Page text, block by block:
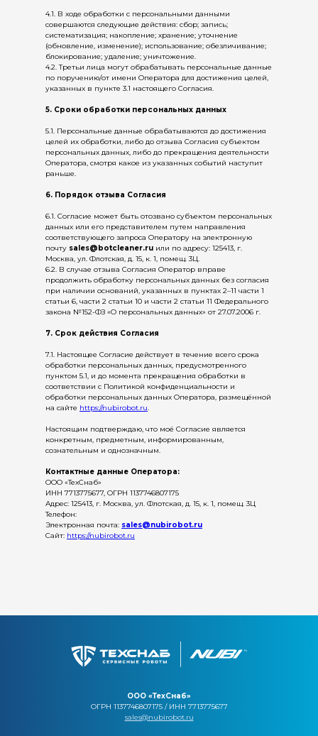
4.1. В ходе обработки с персональными данными
совершаются следующие действия: сбор; запись;
систематизация; накопление; хранение; уточнение
(обновление, изменение); использование; обезличивание;
блокирование; удаление; уничтожение.
4.2. Третьи лица могут обрабатывать персональные данные
по поручению/от имени Оператора для достижения целей,
указанных в пункте 3.1 настоящего Согласия.
5. Сроки обработки персональных данных
5.1. Персональные данные обрабатываются до достижения
целей их обработки, либо до отзыва Согласия субъектом
персональных данных, либо до прекращения деятельности
Оператора, смотря какое из указанных событий наступит
раньше.
6. Порядок отзыва Согласия
6.1. Согласие может быть отозвано субъектом персональных
данных или его представителем путем направления
соответствующего запроса Оператору на электронную
почту sales@botcleaner.ru или по адресу: 125413, г.
Москва, ул. Флотская, д. 15, к. 1, помещ. 3Ц.
6.2. В случае отзыва Согласия Оператор вправе
продолжить обработку персональных данных без согласия
при наличии оснований, указанных в пунктах 2–11 части 1
статьи 6, части 2 статьи 10 и части 2 статьи 11 Федерального
закона №152-ФЗ «О персональных данных» от 27.07.2006 г.
7. Срок действия Согласия
7.1. Настоящее Согласие действует в течение всего срока
обработки персональных данных, предусмотренного
пунктом 5.1, и до момента прекращения обработки в
соответствии с Политикой конфиденциальности и
обработки персональных данных Оператора, размещённой
на сайте https://nubirobot.ru.
Настоящим подтверждаю, что моё Согласие является
конкретным, предметным, информированным,
сознательным и однозначным.
Контактные данные Оператора:
ООО «ТехСнаб»
ИНН 7713775677, ОГРН 1137746807175
Адрес: 125413, г. Москва, ул. Флотская, д. 15, к. 1, помещ. 3Ц
Телефон:
Электронная почта: sales@nubirobot.ru
Сайт: https://nubirobot.ru
ООО «ТехСнаб»
ОГРН 1137746807175 / ИНН 7713775677
sales@nubirobot.ru